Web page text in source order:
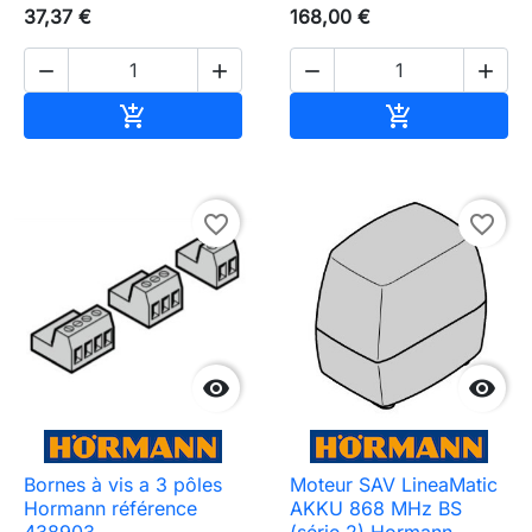
37,37 €
 

168,00 €
 


favorite_border
Bornes à vis a 3 pôles
Hormann référence

favorite_border
Moteur SAV LineaMatic
AKKU 868 MHz BS